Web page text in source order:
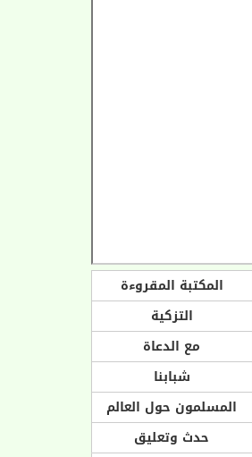
المكتبة المقروءة
التزكية
مع الدعاة
شبابنا
المسلمون حول العالم
حدث وتعليق